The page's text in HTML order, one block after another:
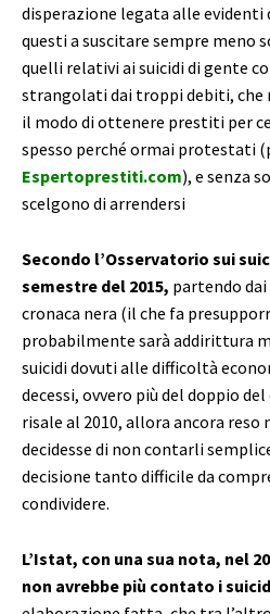
disperazione legata alle evidenti
questi a suscitare sempre meno
quelli relativi ai suicidi di gente
strangolati dai troppi debiti, che
il modo di ottenere prestiti per
spesso perché ormai protestati
Espertoprestiti.com), e senza
scelgono di arrendersi
Secondo l’Osservatorio sui
semestre del 2015, partendo
cronaca nera (il che fa
probabilmente sarà addirittura
suicidi dovuti alle difficoltà
decessi, ovvero più del doppio
risale al 2010, allora ancora
decidesse di non contarli
decisione tanto difficile da
condividere.
L’Istat, con una sua nota, nel
non avrebbe più contato i